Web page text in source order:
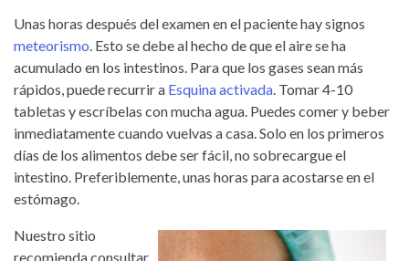
Unas horas después del examen en el paciente hay signos
meteorismo . Esto se debe al hecho de que el aire se ha
acumulado en los intestinos. Para que los gases sean más
rápidos, puede recurrir a Esquina activada . Tomar 4-10
tabletas y escríbelas con mucha agua. Puedes comer y beber
inmediatamente cuando vuelvas a casa. Solo en los primeros
días de los alimentos debe ser fácil, no sobrecargue el
intestino. Preferiblemente, unas horas para acostarse en el
estómago.
Nuestro sitio
recomienda consultar